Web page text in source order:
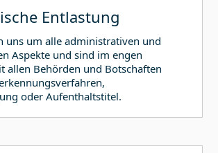
Entlastung
uns um alle administrativen und
Aspekte und sind im engen
allen Behörden und Botschaften
oder Aufenthaltstitel.